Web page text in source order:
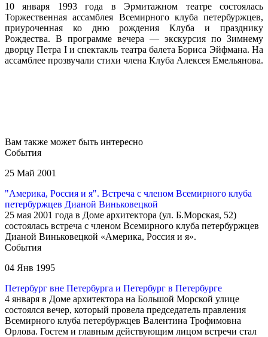
10 января 1993 года в Эрмитажном театре состоялась
Торжественная ассамблея Всемирного клуба петербуржцев,
приуроченная ко дню рождения Клуба и празднику
Рождества. В программе вечера — экскурсия по Зимнему
дворцу Петра I и спектакль театра балета Бориса Эйфмана. На
ассамблее прозвучали стихи члена Клуба Алексея Емельянова.
Вам также может быть интересно
События
25 Май 2001
"Америка, Россия и я". Встреча с членом Всемирного клуба
петербуржцев Дианой Виньковецкой
25 мая 2001 года в Доме архитектора (ул. Б.Морская, 52)
состоялась встреча с членом Всемирного клуба петербуржцев
Дианой Виньковецкой «Америка, Россия и я».
События
04 Янв 1995
Петербург вне Петербурга и Петербург в Петербурге
4 января в Доме архитектора на Большой Морской улице
состоялся вечер, который провела председатель правления
Всемирного клуба петербуржцев Валентина Трофимовна
Орлова. Гостем и главным действующим лицом встречи стал